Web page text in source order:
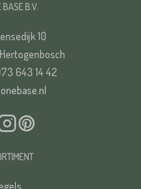
BASE B.V.
10
643 14 42